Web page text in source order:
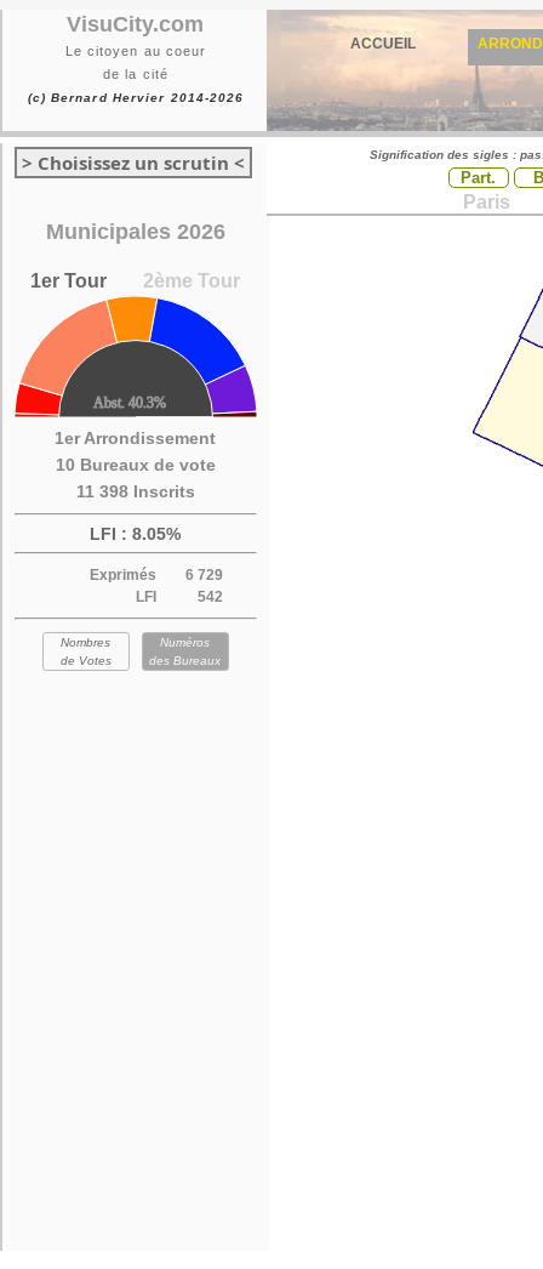
VisuCity.com
Le citoyen au coeur
de la cité
(c) Bernard Hervier 2014-2026
ACCUEIL
> Choisissez un scrutin <
Municipales 2026
1er Tour 2ème Tour
1er Arrondissement
10 Bureaux de vote
11 398 Inscrits
LFI : 8.05%
Exprimés
6 729
LFI
542
Nombres
de Votes
Numéros
des Bureaux
Signification des sigles :
Part.
Paris